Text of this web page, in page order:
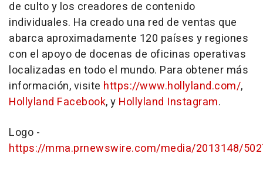
de culto y los creadores de contenido
individuales. Ha creado una red de ventas que
abarca aproximadamente 120 países y regiones
con el apoyo de docenas de oficinas operativas
localizadas en todo el mundo. Para obtener más
información, visite https://www.hollyland.com/,
Hollyland Facebook, y Hollyland Instagram.
Logo -
https://mma.prnewswire.com/media/2013148/